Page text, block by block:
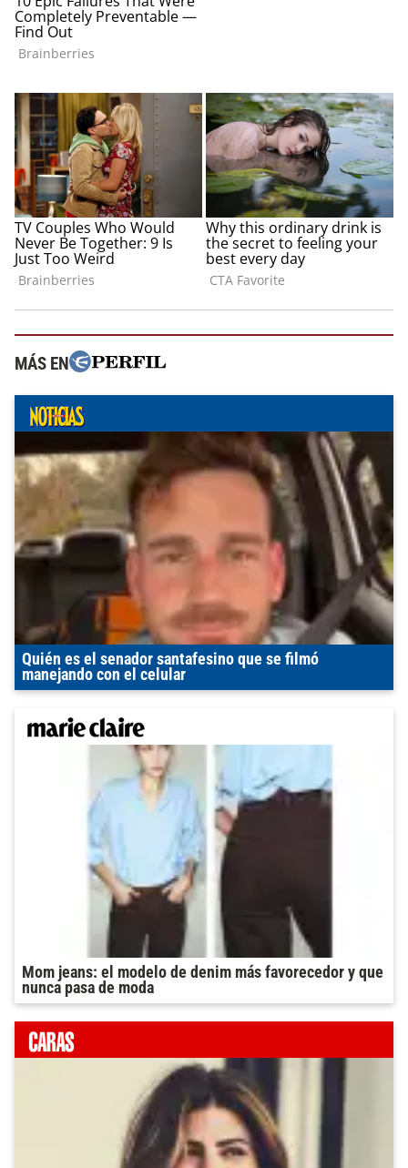
MÁS EN
Quién es el senador santafesino que se filmó
manejando con el celular
Mom jeans: el modelo de denim más favorecedor y que
nunca pasa de moda